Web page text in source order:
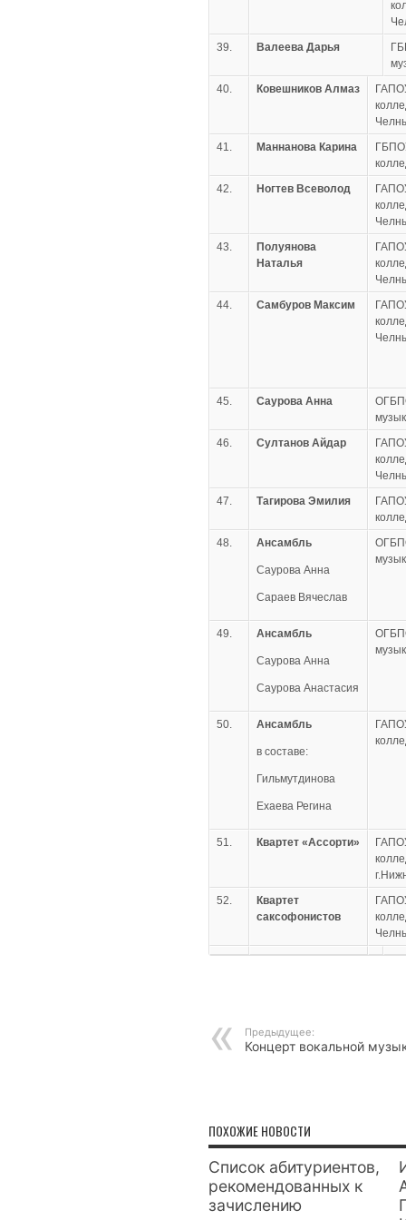
39.
Валеева Дарья
40.
Ковешников Алмаз
41.
Маннанова Карина
42.
Ногтев Всеволод
43.
Полуянова
Наталья
44.
Самбуров Максим
45. Саурова Анна
46.
Султанов Айдар
47.
Тагирова Эмилия
48.
Ансамбль
Саурова Анна
Сараев Вячеслав
49. Ансамбль
Саурова Анна
Саурова Анастасия
50. Ансамбль
в составе:
Гильмутдинова
Ехаева Регина
51. Квартет «Ассорти»
52.
Квартет
саксофонистов
Предыдущее:
Концерт вокальной
ПОХОЖИЕ НОВОСТИ
Список абитуриентов,
рекомендованных к
зачислению